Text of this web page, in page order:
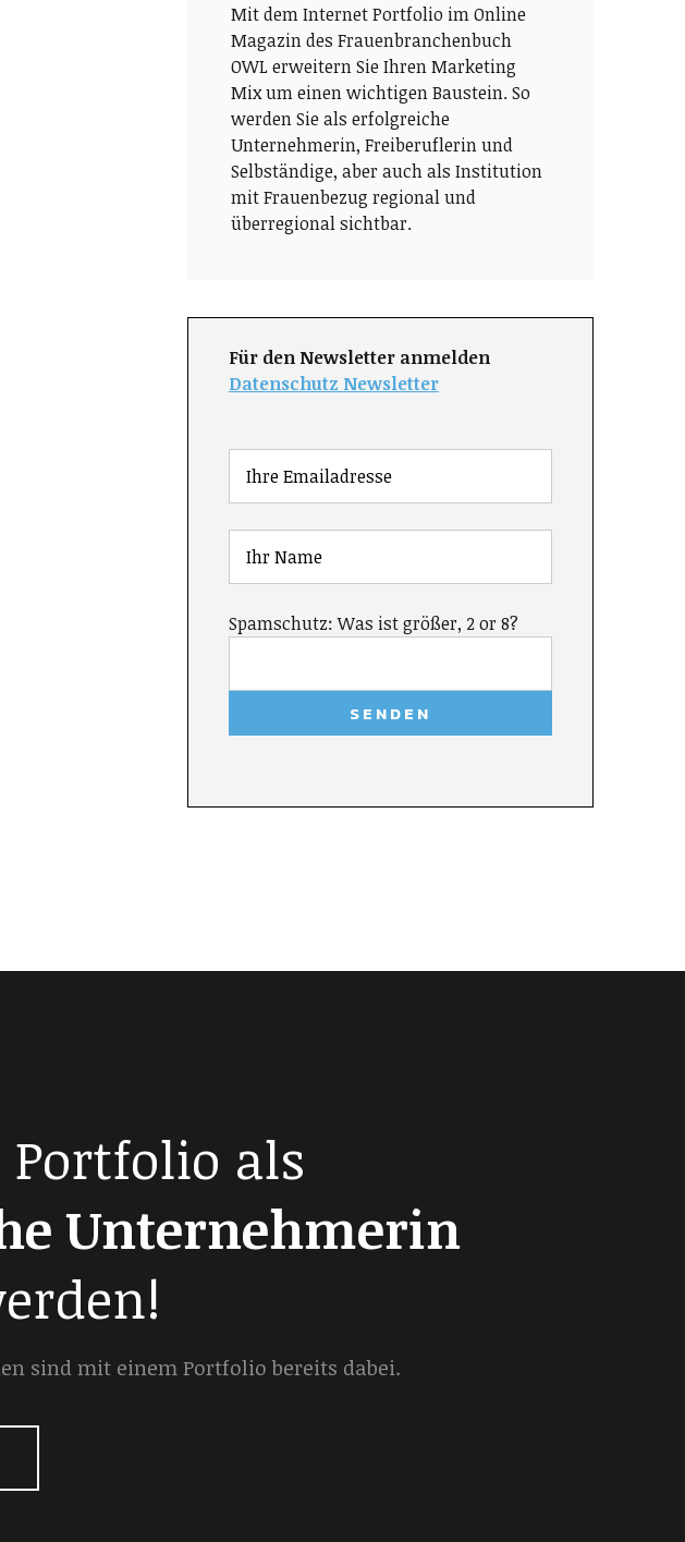
Mit dem Internet Portfolio im Online
Magazin des Frauenbranchenbuch
OWL erweitern Sie Ihren Marketing
Mix um einen wichtigen Baustein. So
werden Sie als erfolgreiche
Unternehmerin, Freiberuflerin und
Selbständige, aber auch als Institution
mit Frauenbezug regional und
überregional sichtbar.
Für den Newsletter anmelden
Datenschutz Newsletter
Spamschutz: Was ist größer, 2 or 8?
als
Unternehmerin
sind mit einem Portfolio bereits dabei.